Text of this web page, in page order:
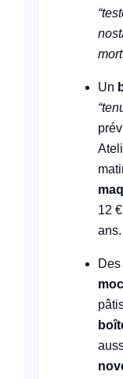
Un
12
ans.